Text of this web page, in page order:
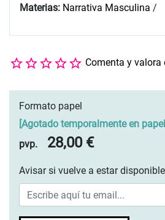
Materias: Narrativa Masculina /
Comenta y valora
Formato papel
Agotado temporalmente en papel
pvp.
28,00 €
Avisar si vuelve a estar